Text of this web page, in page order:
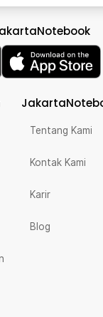
Tentang Kami
Kontak Kami
Karir
Blog